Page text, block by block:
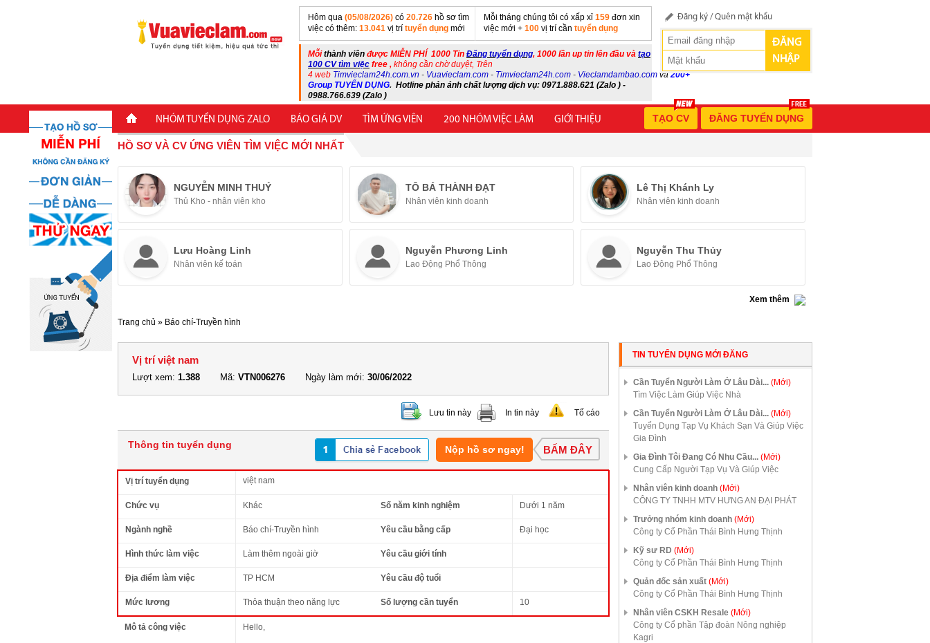
Hôm qua (05/08/2026) có 20.726 hồ sơ tìm
việc có thêm: 13.041 vị trí tuyển dụng mới
Mỗi tháng chúng tôi có xấp xỉ 159 đơn xin
việc mới + 100 vị trí cần tuyển dụng
Mỗithành viên được MIỄN PHÍ 1000 Tin Đăng tuyển dụng, 1000 lần up tin lên đầu và tạo
100 CV tìm việc free , không cần chờ duyệt, Trên
4 web Timvieclam24h.com.vn - Vuavieclam.com - Timvieclam24h.com - Vieclamdambao.com và 200+
Group TUYỂN DỤNG. Hotline phản ánh chất lượng dịch vụ: 0971.888.621 (Zalo ) -
0988.766.639 (Zalo )
Đăng ký /Quên mật khẩu
ĐĂNG
NHẬP
NHÓM TUYỂN DỤNG ZALO BÁO GIÁ DV TÌM ỨNG VIÊN 200 NHÓM VIỆC LÀM GIỚI THIỆU ĐĂNG TUYỂN DỤNG
TẠO CV
HỒ SƠ VÀ CV ỨNG VIÊN TÌM VIỆC MỚI NHẤT
NGUYỄN MINH THUÝ
Thủ Kho - nhân viên kho
TÔ BÁ THÀNH ĐẠT
Nhân viên kinh doanh
Lê Thị Khánh Ly
Nhân viên kinh doanh
Lưu Hoàng Linh
Nhân viên kế toán
Nguyễn Phương Linh
Lao Động Phổ Thông
Nguyễn Thu Thủy
Lao Động Phổ Thông
Xem thêm
Trang chủ » Báo chí-Truyền hình
Vị trí việt nam
Lượt xem: 1.388 Mã: VTN006276 Ngày làm mới: 30/06/2022
Lưu tin này In tin này Tố cáo
Thông tin tuyển dụng Nộp hồ sơ ngay! BẤM ĐÂY
Vị trí tuyển dụng việt nam
Chức vụ Khác Số năm kinh nghiệm Dưới 1 năm
Ngành nghề Báo chí-Truyền hình Yêu cầu bằng cấp Đại học
Hình thức làm việc Làm thêm ngoài giờ Yêu cầu giới tính
Địa điểm làm việc TP HCM Yêu cầu độ tuổi
Mức lương Thỏa thuận theo năng lực Số lượng cần tuyển 10
Mô tả công việc Hello,
TIN TUYỂN DỤNG MỚI ĐĂNG
Cần Tuyển Người Làm Ở Lâu Dài... (Mới)
Tìm Việc Làm Giúp Việc Nhà
Cần Tuyển Người Làm Ở Lâu Dài... (Mới)
Tuyển Dụng Tạp Vụ Khách Sạn Và Giúp Việc
Gia Đình
Gia Đình Tôi Đang Có Nhu Cầu... (Mới)
Cung Cấp Người Tạp Vụ Và Giúp Việc
Nhân viên kinh doanh (Mới)
CÔNG TY TNHH MTV HƯNG AN ĐẠI PHÁT
Trưởng nhóm kinh doanh (Mới)
Công ty Cổ Phần Thái Bình Hưng Thịnh
Kỹ sư RD (Mới)
Công ty Cổ Phần Thái Bình Hưng Thịnh
Quản đốc sản xuất (Mới)
Công ty Cổ Phần Thái Bình Hưng Thịnh
Nhân viên CSKH Resale (Mới)
Công ty Cổ phần Tập đoàn Nông nghiệp
Kagri